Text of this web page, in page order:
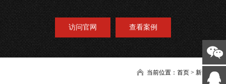
访问官网 查看案例
当前位置：首页 >新闻